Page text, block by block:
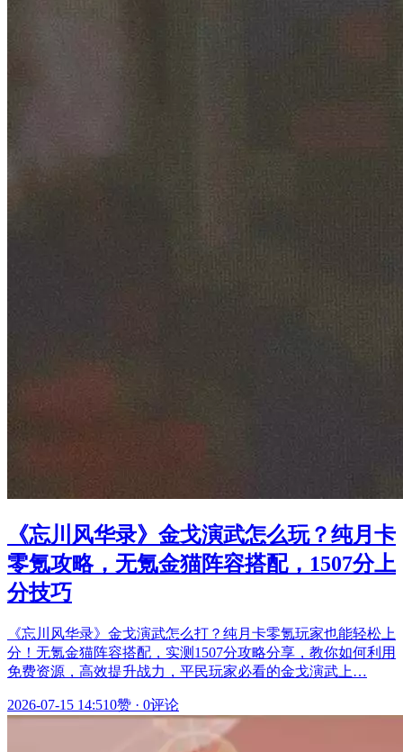
《忘川风华录》金戈演武怎么玩？纯月卡
零氪攻略，无氪金猫阵容搭配，1507分上
分技巧
《忘川风华录》金戈演武怎么打？纯月卡零氪玩家也能轻松上
分！无氪金猫阵容搭配，实测1507分攻略分享，教你如何利用
免费资源，高效提升战力，平民玩家必看的金戈演武上…
2026-07-15 14:510赞 · 0评论